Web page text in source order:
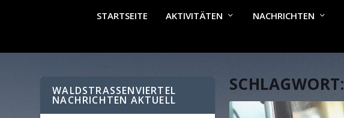
STARTSEITE AKTIVITÄTEN NACHRICHTEN
SCHLAGWORT:
WALDSTRASSENVIERTEL N
ACHRICHTEN AKTUELL